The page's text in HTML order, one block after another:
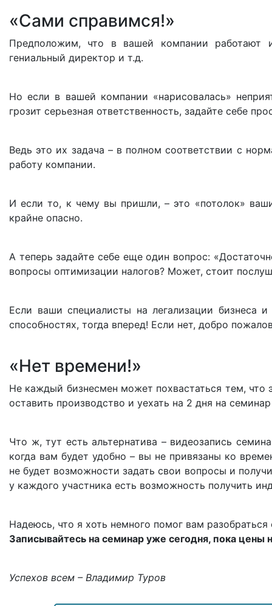
«Сами справимся!»
Предположим, что в вашей компании работают
гениальный директор и т.д.
Но если в вашей компании «нарисовалась»
грозит серьезная ответственность, задайте себе
Ведь это их задача – в полном соответствии с
работу компании.
И если то, к чему вы пришли, – это «потолок»
крайне опасно.
А теперь задайте себе еще один вопрос:
вопросы оптимизации налогов? Может, стоит
Если ваши специалисты на легализации бизнеса
способностях, тогда вперед! Если нет, добро
«Нет времени!»
Не каждый бизнесмен может похвастаться тем, что
оставить производство и уехать на 2 дня на
Что ж, тут есть альтернатива – видеозапись
когда вам будет удобно – вы не привязаны ко
не будет возможности задать свои вопросы и
у каждого участника есть возможность получить
Надеюсь, что я хоть немного помог вам
Записывайтесь на семинар уже сегодня, пока цены
Успехов всем – Владимир Туров